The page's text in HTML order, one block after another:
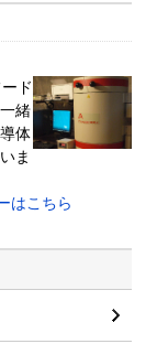
ド
緒
体
ま
はこちら